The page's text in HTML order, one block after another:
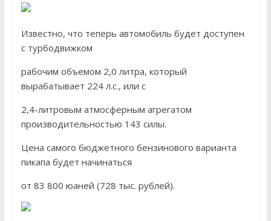
Известно, что теперь автомобиль будет доступен
с турбодвижком
рабочим объемом 2,0 литра, который
вырабатывает 224 л.с., или с
2,4-литровым атмосферным агрегатом
производительностью 143 силы.
Цена самого бюджетного бензинового варианта
пикапа будет начинаться
от 83 800 юаней (728 тыс. рублей).